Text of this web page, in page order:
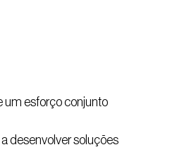
um esforço conjunto
desenvolver soluções